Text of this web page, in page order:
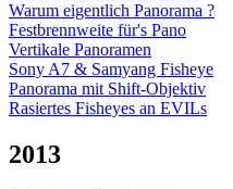
Warum eigentlich Panorama ?
Festbrennweite für's Pano
Vertikale Panoramen
Sony A7 & Samyang Fisheye
Panorama mit Shift-Objektiv
Rasiertes Fisheyes an EVILs
2013